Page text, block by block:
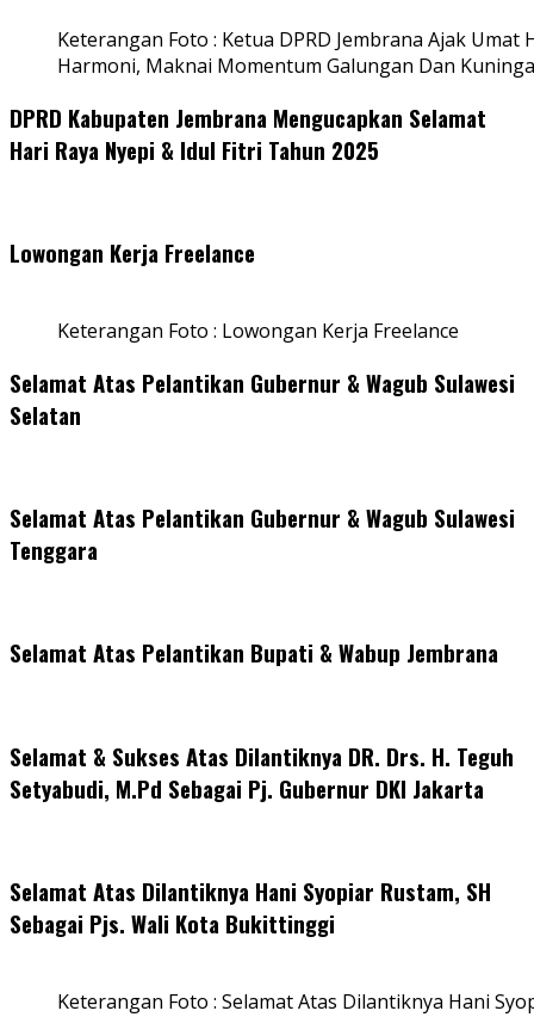
Keterangan Foto : Ketua DPRD Jembrana Ajak
Harmoni, Maknai Momentum Galungan Dan
DPRD Kabupaten Jembrana Mengucapkan Selamat
Hari Raya Nyepi & Idul Fitri Tahun 2025
Lowongan Kerja Freelance
Keterangan Foto : Lowongan Kerja Freelance
Selamat Atas Pelantikan Gubernur & Wagub Sulawesi
Selatan
Selamat Atas Pelantikan Gubernur & Wagub Sulawesi
Tenggara
Selamat Atas Pelantikan Bupati & Wabup Jembrana
Selamat & Sukses Atas Dilantiknya DR. Drs. H. Teguh
Setyabudi, M.Pd Sebagai Pj. Gubernur DKI Jakarta
Selamat Atas Dilantiknya Hani Syopiar Rustam, SH
Sebagai Pjs. Wali Kota Bukittinggi
Keterangan Foto : Selamat Atas Dilantiknya Hani